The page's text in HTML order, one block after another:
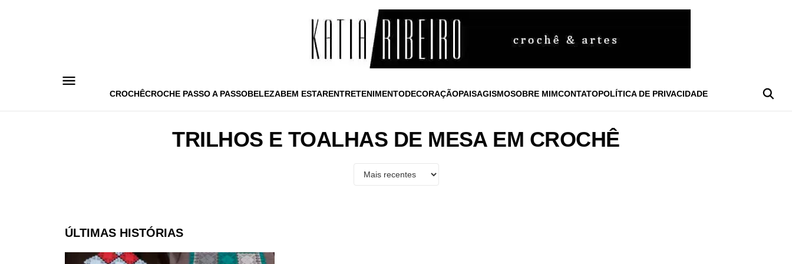
CROCHÊCROCHE PASSO A PASSOBELEZABEM ESTARENTRETENIMENTODECORAÇÃOPAISAGISMOSOBRE MIMCONTATOPOLÍTICA DE PRIVACIDADE
TRILHOS E TOALHAS DE MESA EM CROCHÊ
ÚLTIMAS HISTÓRIAS